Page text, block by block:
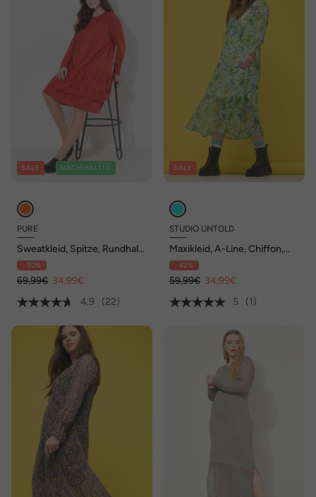
SALE NACHHALTIG
PURE
Sweatkleid, Spitze, Rundhals,
Langarm, Biobaumwolle
- 50%
69,99€ 34,99€
4.9
(22)
SALE
STUDIO UNTOLD
Maxikleid, A-Line, Chiffon,
Blumen-Print, V-Ausschnitt,
Langarm
- 42%
59,99€ 34,99€
5
(1)